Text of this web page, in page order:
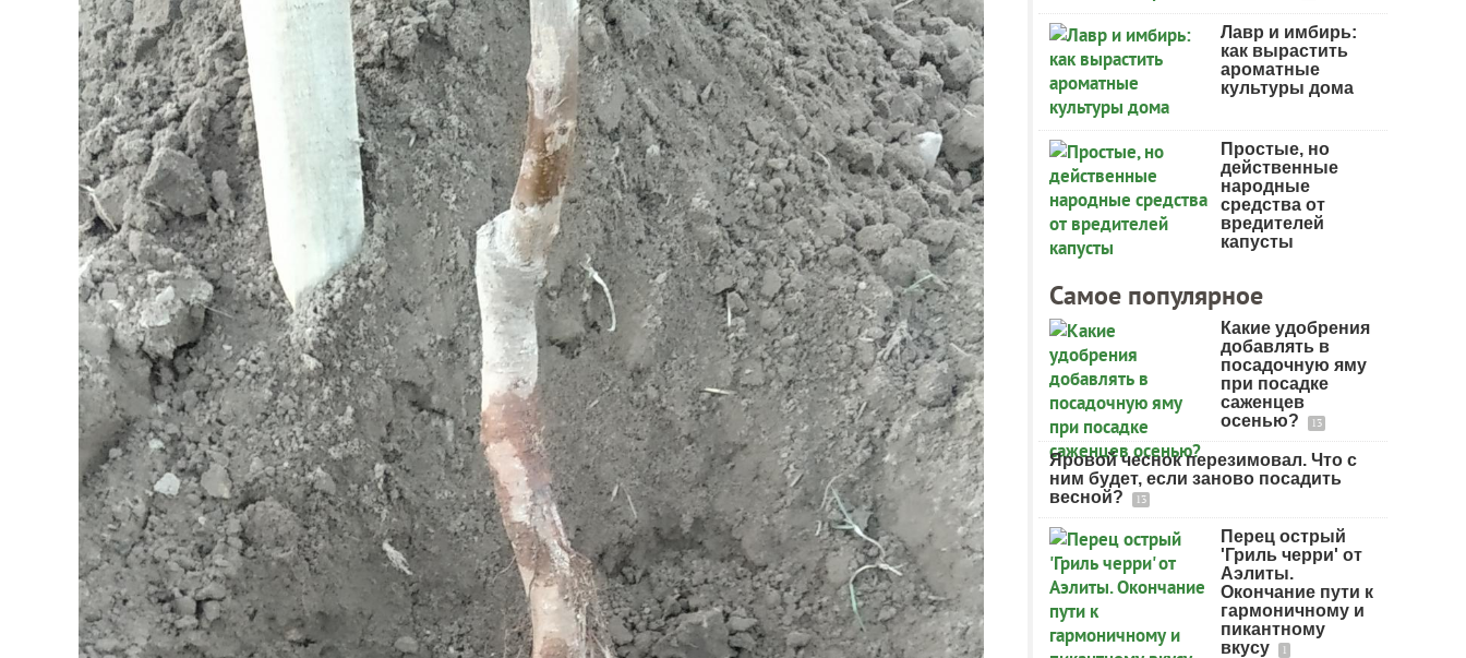
Лавр и имбирь:
как вырастить
ароматные
культуры дома
Простые, но
действенные
народные
средства от
вредителей
капусты
Самое популярное
Какие удобрения
добавлять в
посадочную яму
при посадке
саженцев
осенью?
13
Яровой чеснок перезимовал. Что с
ним будет, если заново посадить
весной?
13
Перец острый
'Гриль черри' от
Аэлиты.
Окончание пути к
гармоничному и
пикантному
вкусу
1